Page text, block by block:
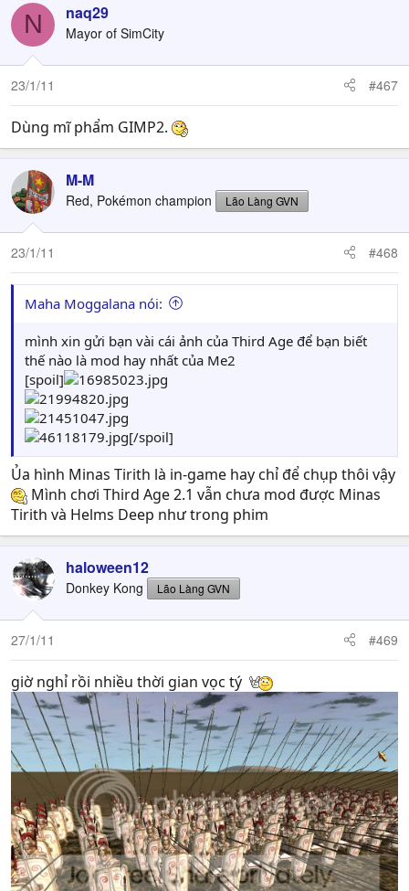
N naq29
Mayor of SimCity
23/1/11 #467
Dùng mĩ phẩm GIMP2.
M-M
Red, Pokémon champion Lão Làng GVN
23/1/11 #468
Maha Moggalana nói:
mình xin gửi bạn vài cái ảnh của Third Age để bạn biết
thế nào là mod hay nhất của Me2
[spoil]
[/spoil]
Ủa hình Minas Tirith là in-game hay chỉ để chụp thôi vậy
Mình chơi Third Age 2.1 vẫn chưa mod được Minas
Tirith và Helms Deep như trong phim
haloween12
Donkey Kong Lão Làng GVN
27/1/11 #469
giờ nghỉ rồi nhiều thời gian vọc tý